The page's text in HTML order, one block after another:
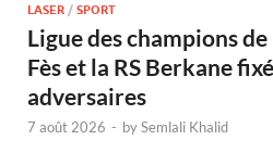
LASER / SPORT
Ligue des champions
Fès et la RS Berkane
adversaires
7 août 2026 - bySemlali Khalid